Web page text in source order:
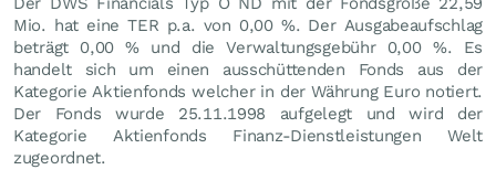
Mio. hat eine TER p.a. von 0,00 %. Der Ausgabeaufschlag
beträgt 0,00 % und die Verwaltungsgebühr 0,00 %. Es
handelt sich um einen ausschüttenden Fonds aus der
Kategorie Aktienfonds welcher in der Währung Euro notiert.
Der Fonds wurde 25.11.1998 aufgelegt und wird der
Kategorie Aktienfonds Finanz-Dienstleistungen Welt
zugeordnet.